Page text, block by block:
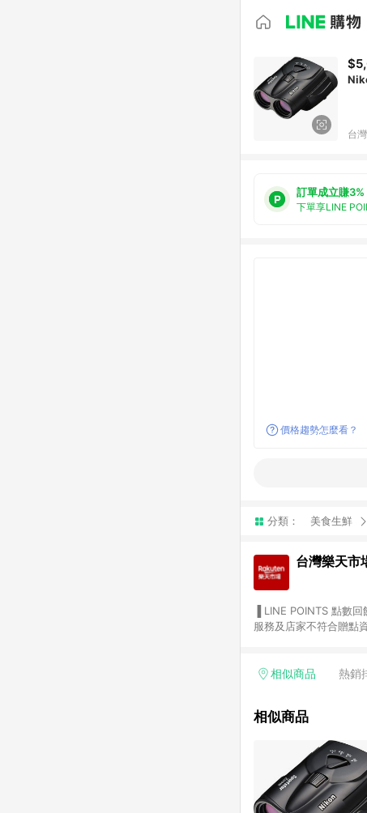
台
訂單成立賺3%
下單享LINE
價格趨勢怎麼看？
分類： 美食生鮮
台灣樂天市
服務及店家不符合贈點
享有 LINE POINTS 回饋。 (3) 若購買之訂單（包含預購商品）未符合樂天市場 45 天內完成訂單出貨
會有時間差，如顯示之商
點數回饋或點數回饋
相似商品 熱銷
相似商品